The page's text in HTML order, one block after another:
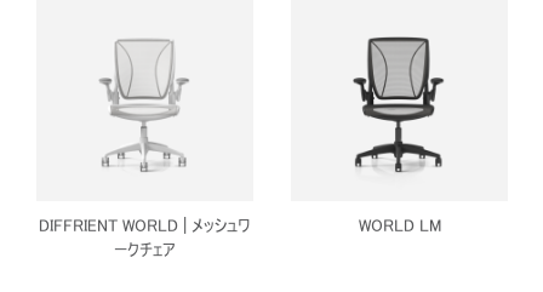
DIFFRIENT WORLD | メッシュワ
ークチェア
WORLD LM